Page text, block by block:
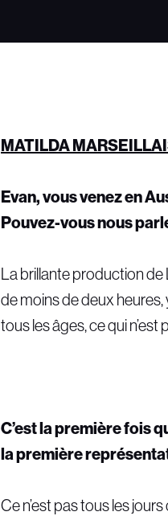
MATILDA
Evan, vous venez en
Pouvez-vous nous
La brillante production de
de moins de deux
tous les âges, ce qui
C’est la première fois
la première
Ce n’est pas tous les